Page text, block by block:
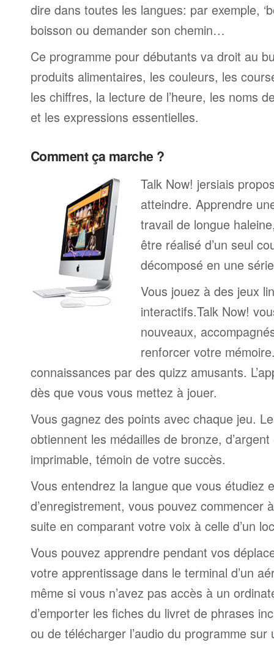
dire dans toutes les langues: par exemple,
boisson ou demander son chemin…
Ce programme pour débutants va droit au
produits alimentaires, les couleurs, les
les chiffres, la lecture de l’heure, les noms
et les expressions essentielles.
Comment ça marche ?
Talk Now! jersiais
atteindre. Apprendre
travail de longue
être réalisé d’un seul
décomposé en une
Vous jouez à des jeux
interactifs.Talk Now!
nouveaux,
renforcer votre
connaissances par des quizz amusants.
dès que vous vous mettez à jouer.
Vous gagnez des points avec chaque jeu.
obtiennent les médailles de bronze,
imprimable, témoin de votre succès.
Vous entendrez la langue que vous étudiez
d’enregistrement, vous pouvez commencer
suite en comparant votre voix à celle d’un
Vous pouvez apprendre pendant vos
votre apprentissage dans le terminal d’un
même si vous n’avez pas accès à un
d’emporter les fiches du livret de phrases
ou de télécharger l’audio du programme sur